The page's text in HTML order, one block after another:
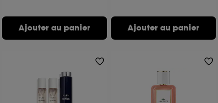
Ajouter au panier Ajouter au panier